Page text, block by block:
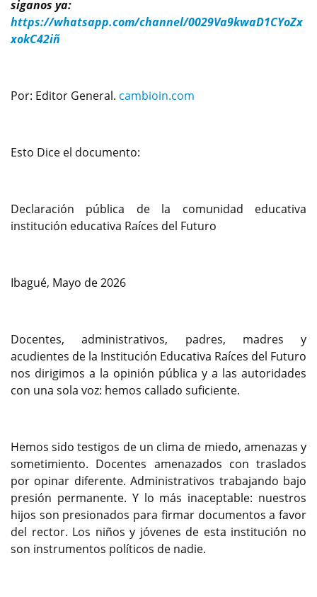
siganos ya:
https://whatsapp.com/channel/0029Va9kwaD1CYoZx
xokC42iñ
Por: Editor General. cambioin.com
Esto Dice el documento:
Declaración pública de la comunidad educativa
institución educativa Raíces del Futuro
Ibagué, Mayo de 2026
Docentes, administrativos, padres, madres y
acudientes de la Institución Educativa Raíces del Futuro
nos dirigimos a la opinión pública y a las autoridades
con una sola voz: hemos callado suficiente.
Hemos sido testigos de un clima de miedo, amenazas y
sometimiento. Docentes amenazados con traslados
por opinar diferente. Administrativos trabajando bajo
presión permanente. Y lo más inaceptable: nuestros
hijos son presionados para firmar documentos a favor
del rector. Los niños y jóvenes de esta institución no
son instrumentos políticos de nadie.